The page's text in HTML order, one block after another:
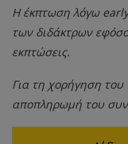
Η έκπτωση λόγω
των διδάκτρων
εκπτώσεις.
Για τη χορήγηση του
αποπληρωμή του